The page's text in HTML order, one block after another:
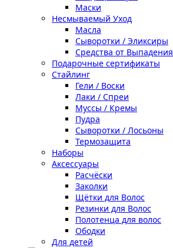
Маски
Несмываемый Уход
Масла
Сыворотки / Эликсиры
Средства от Выпадения
Подарочные сертификаты
Стайлинг
Гели / Воски
Лаки / Спреи
Муссы / Кремы
Пудра
Сыворотки / Лосьоны
Термозащита
Наборы
Аксессуары
Расчёски
Заколки
Щётки для Волос
Резинки для Волос
Полотенца для волос
Ободки
Для детей